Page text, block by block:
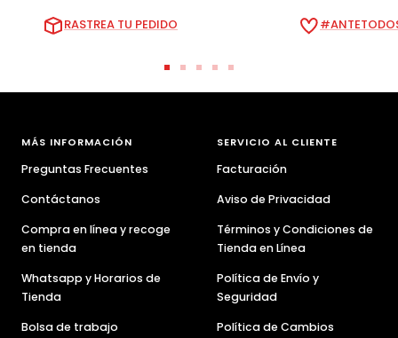
RASTREA TU PEDIDO
Ir
a
Ir
a
Ir
a
Ir
a
Ir
a
MÁS INFORMACIÓN
Preguntas Frecuentes
Contáctanos
Compra en línea y recoge
en tienda
Whatsapp y Horarios de
Tienda
Bolsa de trabajo
SERVICIO AL CLIENTE
Facturación
Aviso de Privacidad
Términos y Condiciones de
Tienda en Línea
Política de Envío y
Seguridad
Política de Cambios